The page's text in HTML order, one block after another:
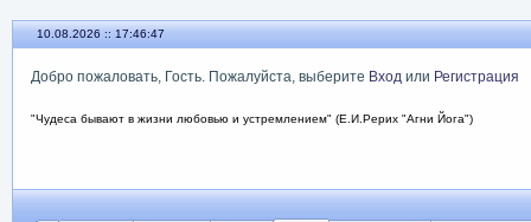
10.08.2026 :: 17:46:47
Добро пожаловать, Гость. Пожалуйста, выберите Входили Регистрация
"Чудеса бывают в жизни любовью и устремлением" (Е.И.Рерих "Агни Йога")